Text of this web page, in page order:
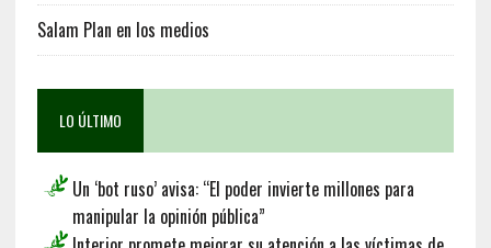
Salam Plan en los medios
LO ÚLTIMO
Un ‘bot ruso’ avisa: “El poder invierte millones para
manipular la opinión pública”